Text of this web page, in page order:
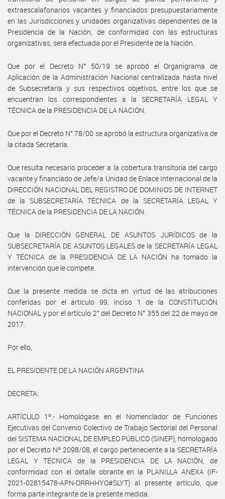
extraescalafonarios vacantes y financiados presupuestariamente
en las Jurisdicciones y unidades organizativas dependientes de la
Presidencia de la Nación, de conformidad con las estructuras
organizativas, será efectuada por el Presidente de la Nación.
Que por el Decreto N° 50/19 se aprobó el Organigrama de
Aplicación de la Administración Nacional centralizada hasta nivel
de Subsecretaría y sus respectivos objetivos, entre los que se
encuentran los correspondientes a la SECRETARÍA LEGAL Y
TÉCNICA de la PRESIDENCIA DE LA NACIÓN.
Que por el Decreto N° 78/00 se aprobó la estructura organizativa de
la citada Secretaría.
Que resulta necesario proceder a la cobertura transitoria del cargo
vacante y financiado de Jefe/a Unidad de Enlace Internacional de la
DIRECCIÓN NACIONAL DEL REGISTRO DE DOMINIOS DE INTERNET
de la SUBSECRETARÍA TÉCNICA de la SECRETARÍA LEGAL Y
TÉCNICA de la PRESIDENCIA DE LA NACIÓN.
Que la DIRECCIÓN GENERAL DE ASUNTOS JURÍDICOS de la
SUBSECRETARÍA DE ASUNTOS LEGALES de la SECRETARÍA LEGAL
Y TÉCNICA de la PRESIDENCIA DE LA NACIÓN ha tomado la
intervención que le compete.
Que la presente medida se dicta en virtud de las atribuciones
conferidas por el artículo 99, inciso 1 de la CONSTITUCIÓN
NACIONAL y por el artículo 2° del Decreto N° 355 del 22 de mayo de
2017.
Por ello,
EL PRESIDENTE DE LA NACIÓN ARGENTINA
DECRETA:
ARTÍCULO 1º.- Homológase en el Nomenclador de Funciones
Ejecutivas del Convenio Colectivo de Trabajo Sectorial del Personal
del SISTEMA NACIONAL DE EMPLEO PÚBLICO (SINEP), homologado
por el Decreto Nº 2098/08, el cargo perteneciente a la SECRETARÍA
LEGAL Y TÉCNICA de la PRESIDENCIA DE LA NACIÓN, de
conformidad con el detalle obrante en la PLANILLA ANEXA (IF-
2021-02815478-APN-DRRHHYO#SLYT) al presente artículo, que
forma parte integrante de la presente medida.